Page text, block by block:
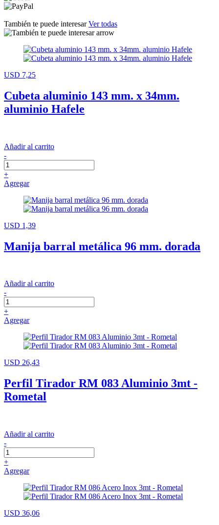
También te puede interesarVer todas
USD 7,25
Cubeta aluminio 143 mm. x 34mm.
aluminio Hafele
Añadir al carrito
-
+
Agregar
USD 1,39
Manija barral metálica 96 mm. dorada
Añadir al carrito
-
+
Agregar
USD 26,43
Perfil Tirador RM 083 Aluminio 3mt -
Rometal
Añadir al carrito
-
+
Agregar
USD 36,06